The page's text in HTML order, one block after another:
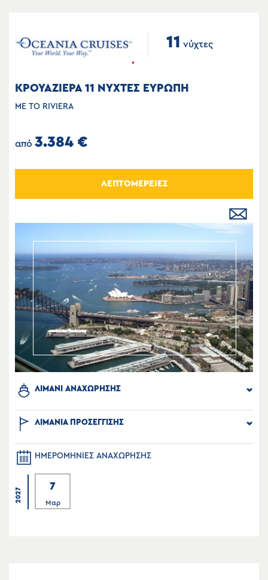
11 νύχτες
ΚΡΟΥΑΖΙΕΡΑ 11 ΝΥΧΤΕΣ ΕΥΡΩΠΗ
ΜΕ ΤΟ RIVIERA
από 3.384 €
ΛΕΠΤΟΜΕΡΕΙΕΣ
ΛΙΜΑΝΙ ΑΝΑΧΩΡΗΣΗΣ
ΛΙΜΑΝΙΑ ΠΡΟΣΕΓΓΙΣΗΣ
ΗΜΕΡΟΜΗΝΙΕΣ ΑΝΑΧΩΡΗΣΗΣ
2027
7
Μαρ